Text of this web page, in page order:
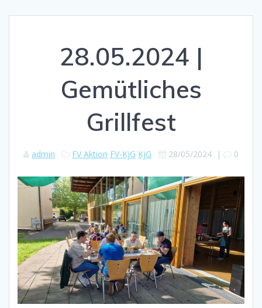
28.05.2024 |
Gemütliches
Grillfest
admin FV Aktion FV-KjG KjG 28/05/2024 | 0